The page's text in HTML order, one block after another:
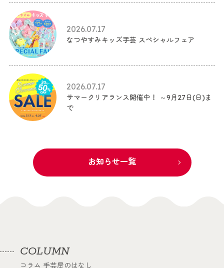
2026.07.17
なつやすみキッズ手芸 スペシャルフェア
2026.07.17
サマークリアランス開催中！ ～9月27日(日)ま
で
お知らせ一覧
COLUMN
コラム 手芸屋のはなし